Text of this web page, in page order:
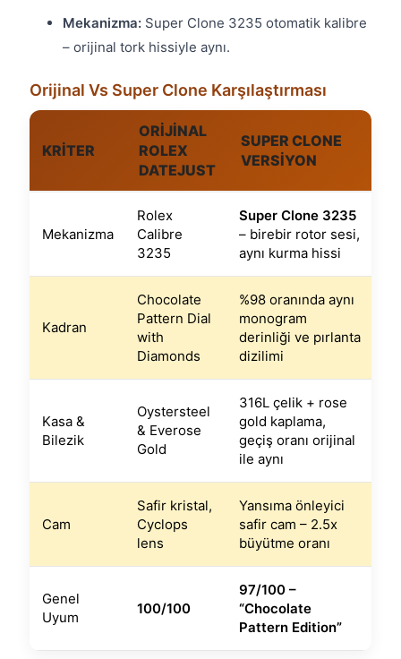
Mekanizma: Super Clone 3235 otomatik kalibre
– orijinal tork hissiyle aynı.
Orijinal Vs Super Clone Karşılaştırması
KRITER
ORIJINAL
ROLEX
DATEJUST
SUPER CLONE
VERSIYON
Mekanizma
Rolex
Calibre
3235
Super Clone 3235
– birebir rotor sesi,
aynı kurma hissi
Kadran
Chocolate
Pattern Dial
with
Diamonds
%98 oranında aynı
monogram
derinliği ve pırlanta
dizilimi
Kasa &
Bilezik
Oystersteel
& Everose
Gold
316L çelik + rose
gold kaplama,
geçiş oranı orijinal
ile aynı
Cam
Safir kristal,
Cyclops
lens
Yansıma önleyici
safir cam – 2.5x
büyütme oranı
Genel
Uyum
100/100
97/100 –
“Chocolate
Pattern Edition”